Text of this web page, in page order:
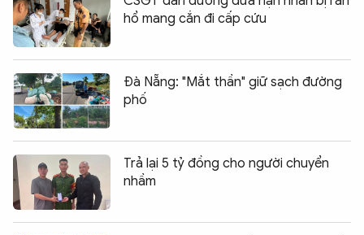
hổ mang cắn đi cấp cứu
Đà Nẵng: "Mắt thần" giữ sạch đường
phố
Trả lại 5 tỷ đồng cho người chuyển
nhầm